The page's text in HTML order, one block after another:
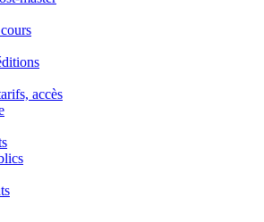
accès